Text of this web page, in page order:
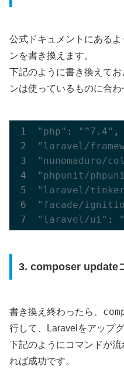
公式ドキュメントにある
ンを書き換えます。
下記のように書き換えて
ンは使っているものに合
"php" : "^7.4"
"laravel/
"nunomaduro/
"phpunit/
"laravel/
"facade/
"laravel/ui" :
3. composer update
書き換え終わったら、
行して、Laravelをアップ
下記のようにコマンドが
れば成功です。